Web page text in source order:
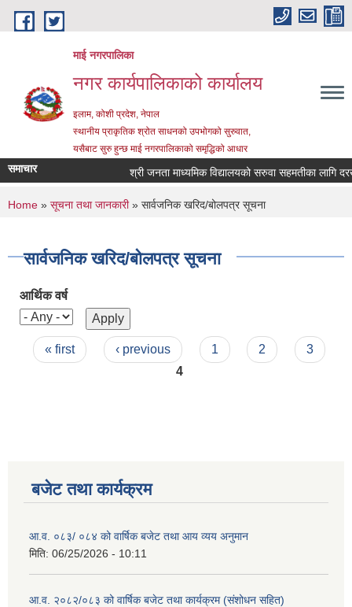
Skip to main content
माई नगरपालिका
नगर कार्यपालिकाको कार्यालय
इलाम, कोशी प्रदेश, नेपाल
स्थानीय प्राकृतिक श्रोत साधनको उपभोगको सुरुवात,
यसैबाट सुरु हुन्छ माई नगरपालिकाको समृद्धिको आधार
समाचार श्री जनता माध्यमिक विद्यालयको सरुवा सहमतीका लागि
You are here
Home » सूचना तथा जानकारी» सार्वजनिक खरिद/बोलपत्र सूचना
सार्वजनिक खरिद/बोलपत्र सूचना
आर्थिक वर्ष
Pages
« first ‹ previous 1 2
3
4
बजेट तथा कार्यक्रम
आ.व. ०८३/ ०८४ को वार्षिक बजेट तथा आय व्यय अनुमान
मिति: 06/25/2026 - 10:11
आ.व. २०८२/०८३ को वार्षिक बजेट तथा कार्यक्रम (संशोधन सहित)